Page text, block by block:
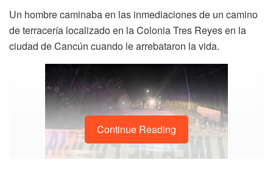
Un hombre caminaba en las inmediaciones de un camino
de terracería localizado en la Colonia Tres Reyes en la
ciudad de Cancún cuando le arrebataron la vida.
Continue Reading